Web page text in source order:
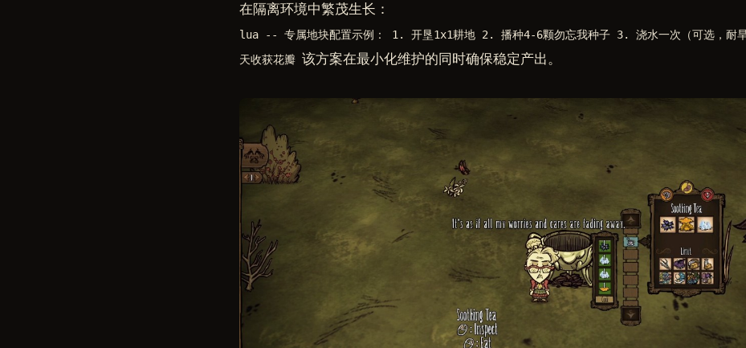
在隔离环境中繁茂生长：
lua -- 专属地块配置示例： 1. 开垦1x1耕地 2. 播种4-6颗勿忘我种子 3. 浇水一次（可选，耐
天收获花瓣 该方案在最小化维护的同时确保稳定产出。